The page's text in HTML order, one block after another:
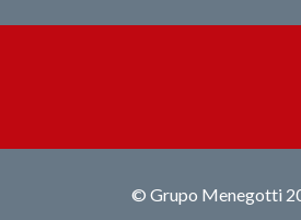
© Grupo Menegotti